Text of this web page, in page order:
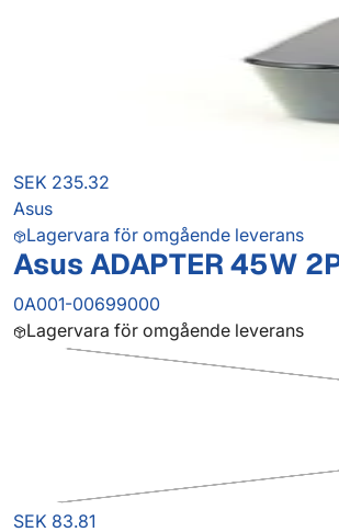
SEK 235.32
Asus
Lagervara för omgående leverans
Asus ADAPTER 45W
0A001-00699000
Lagervara för omgående leverans
SEK 83.81